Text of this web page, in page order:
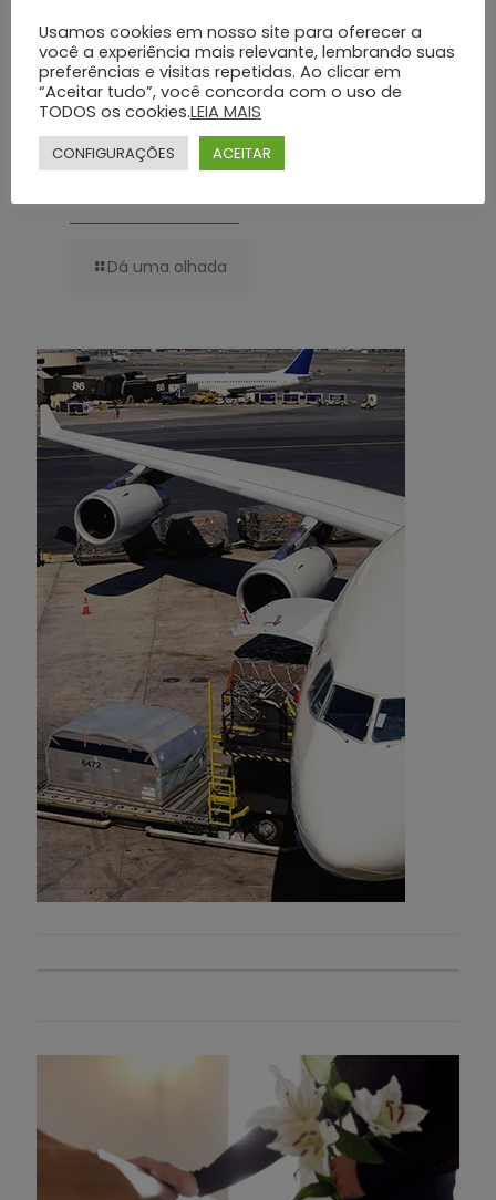
Planos Funerários Preventivos: Conheça os Benefícios do Grupo Silva
Dá uma olhada
Usamos cookies em nosso site para oferecer a
você a experiência mais relevante, lembrando suas
preferências e visitas repetidas. Ao clicar em
“Aceitar tudo”, você concorda com o uso de
TODOS os cookies.LEIA MAIS
CONFIGURAÇÕES ACEITAR